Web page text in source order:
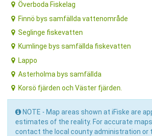
Överboda Fiskelag
Finnö bys samfällda vattenområde
Seglinge fiskevatten
Kumlinge bys samfällda fiskevatten
Lappo
Asterholma bys samfällda
Korsö fjärden och Väster fjärden.
NOTE - Map areas shown at iFiske are
estimates of the reality. For accurate
contact the local county administration or